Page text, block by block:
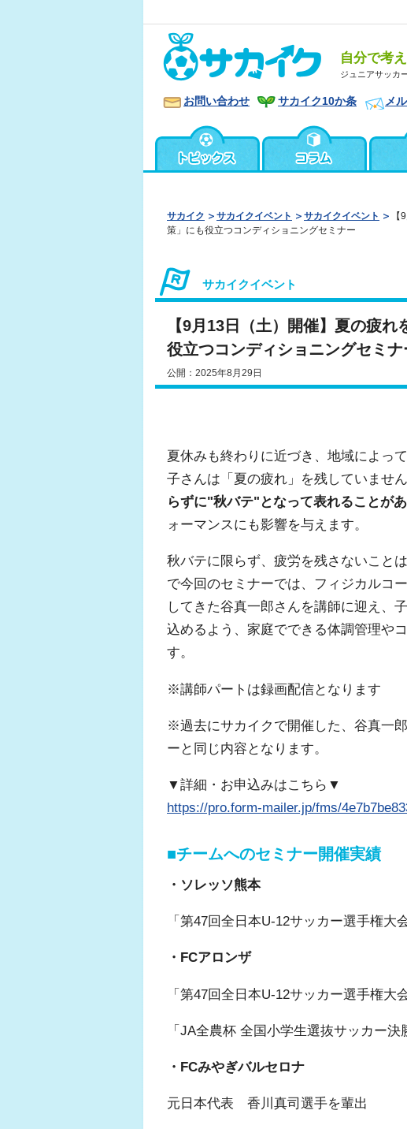
自分で考
ジュニアサッカ
お問い合わせ サカイク10か条 メ
サカイク サカイクイベント サカイクイベント
策」にも役立つコンディショニングセミナー
サカイクイベント
【9月13日（土）開催】夏の疲
役立つコンディショニングセミナ
公開：2025年8月29日
夏休みも終わりに近づき、地域によっ
子さんは「夏の疲れ」を残していませ
らずに"秋バテ"となって表れることが
ォーマンスにも影響を与えます。
秋バテに限らず、疲労を残さないこと
で今回のセミナーでは、フィジカルコ
してきた谷真一郎さんを講師に迎え、
込めるよう、家庭でできる体調管理や
す。
※講師パートは録画配信となります
※過去にサカイクで開催した、谷真一
ーと同じ内容となります。
▼詳細・お申込みはこちら▼
https://pro.form-mailer.jp/fms/
■チームへのセミナー開催実績
・ソレッソ熊本
「第47回全日本U-12サッカー選手権大
・FCアロンザ
「第47回全日本U-12サッカー選手権大
「JA全農杯 全国小学生選抜サッカー
・FCみやぎバルセロナ
元日本代表 香川真司選手を輩出